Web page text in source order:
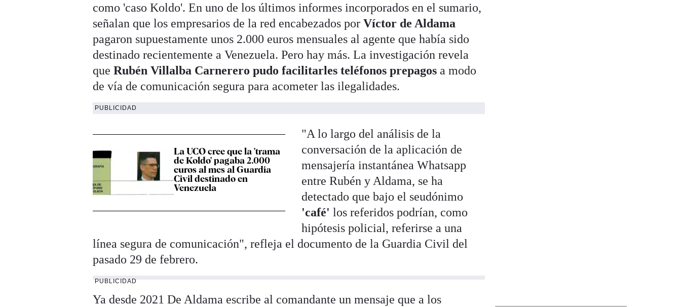
como 'caso Koldo'. En uno de los últimos informes incorporados en el sumario,
señalan que los empresarios de la red encabezados porVíctor de Aldama
pagaron supuestamente unos 2.000 euros mensuales al agente que había sido
destinado recientemente a Venezuela. Pero hay más. La investigación revela
queRubén Villalba Carnerero pudo facilitarles teléfonos prepagos a modo
de vía de comunicación segura para acometer las ilegalidades.
PUBLICIDAD
La UCO cree que la 'trama
de Koldo' pagaba 2.000
euros al mes al Guardia
Civil destinado en
Venezuela
"A lo largo del análisis de la
conversación de la aplicación de
mensajería instantánea Whatsapp
entre Rubén y Aldama, se ha
detectado que bajo el seudónimo
'café' los referidos podrían, como
hipótesis policial, referirse a una
línea segura de comunicación", refleja el documento de la Guardia Civil del
pasado 29 de febrero.
PUBLICIDAD
Ya desde 2021 De Aldama escribe al comandante un mensaje que a los